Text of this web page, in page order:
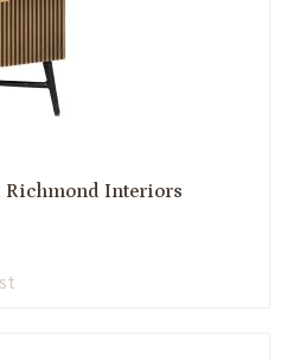
Richmond Interiors